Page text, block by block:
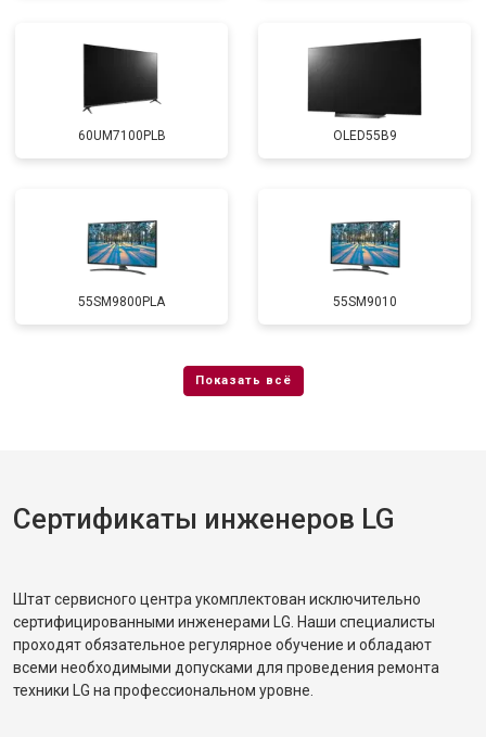
60UM7100PLB OLED55B9
55SM9800PLA 55SM9010
Сертификаты инженеров LG
Штат сервисного центра укомплектован исключительно
сертифицированными инженерами LG. Наши специалисты
проходят обязательное регулярное обучение и обладают
всеми необходимыми допусками для проведения ремонта
техники LG на профессиональном уровне.